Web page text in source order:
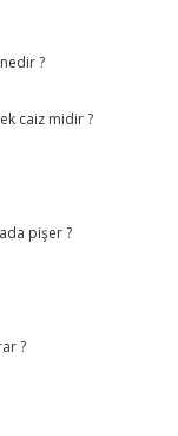
?
caiz midir ?
pişer ?
?